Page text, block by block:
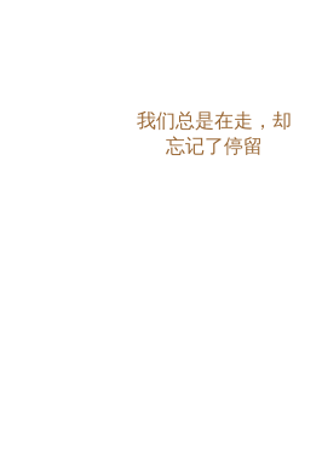
我们总是在走，却
忘记了停留